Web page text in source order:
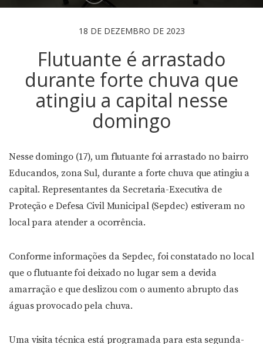
18 DE DEZEMBRO DE 2023
Flutuante é arrastado
durante forte chuva que
atingiu a capital nesse
domingo
Nesse domingo (17), um flutuante foi arrastado no bairro
Educandos, zona Sul, durante a forte chuva que atingiu a
capital. Representantes da Secretaria-Executiva de
Proteção e Defesa Civil Municipal (Sepdec) estiveram no
local para atender a ocorrência.
Conforme informações da Sepdec, foi constatado no local
que o flutuante foi deixado no lugar sem a devida
amarração e que deslizou com o aumento abrupto das
águas provocado pela chuva.
Uma visita técnica está programada para esta segunda-